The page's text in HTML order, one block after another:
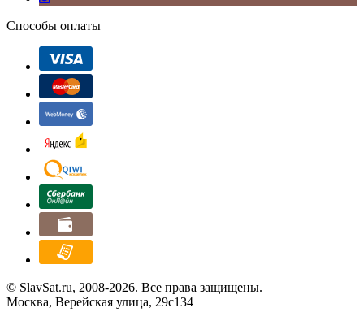
Способы оплаты
© SlavSat.ru, 2008-2026. Все права защищены.
Москва, Верейская улица, 29с134